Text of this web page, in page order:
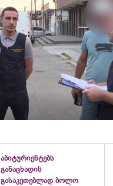
აბიტურიენტებს
განაცხადის
გასაკეთებლად ბოლო